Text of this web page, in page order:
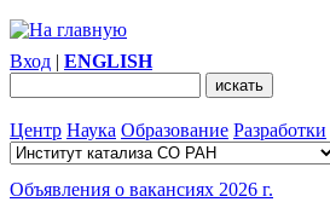
Вход | ENGLISH
Центр Наука Образование Разработки
Объявления о вакансиях 2026 г.